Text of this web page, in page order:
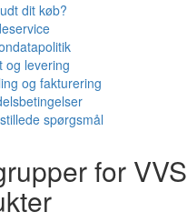
dit køb?
og levering
og fakturering
spørgsmål
for VVS